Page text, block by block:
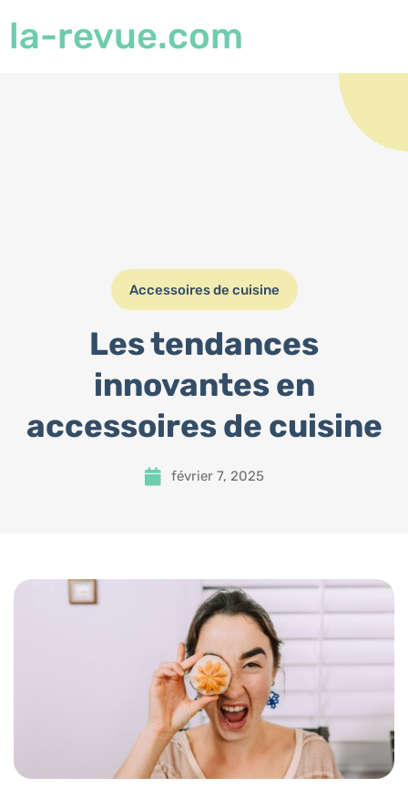
la-revue.com
Accessoires de cuisine
Les tendances
innovantes en
accessoires de cuisine
février 7, 2025